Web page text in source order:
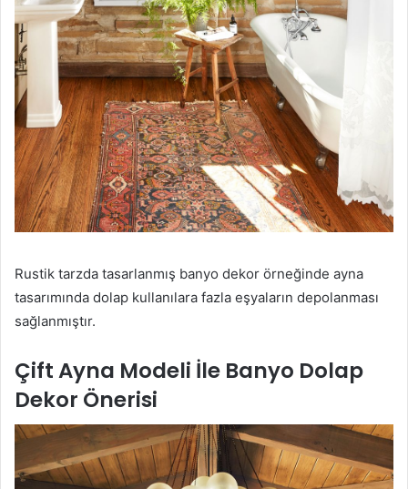
Rustik tarzda tasarlanmış banyo dekor örneğinde ayna
tasarımında dolap kullanılara fazla eşyaların depolanması
sağlanmıştır.
Çift Ayna Modeli İle Banyo Dolap
Dekor Önerisi